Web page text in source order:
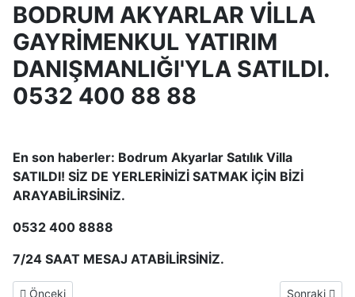
BODRUM AKYARLAR VİLLA
GAYRİMENKUL YATIRIM
DANIŞMANLIĞI'YLA SATILDI.
0532 400 88 88
En son haberler: Bodrum Akyarlar Satılık Villa
SATILDI! SİZ DE YERLERİNİZİ SATMAK İÇİN BİZİ
ARAYABİLİRSİNİZ.
0532 400 8888
7/24 SAAT MESAJ ATABİLİRSİNİZ.
Önceki makale: HOTEL IN USA
Önceki Sonraki
Sonraki